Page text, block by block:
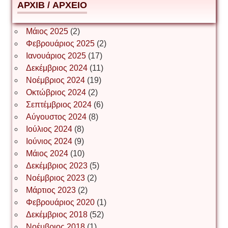
ΕΥΑΓΓΕΛΟΣ ΜΩΚΟΣ
Ιωάννης Σ. Παπαφλωράτος
ΝΙΚΟΣ ΓΑΤΟΣ
Νίκος Λυγερός
Іван Буртик
Іван Наконечний
АРХІВ / ΑΡΧΕΙΟ
Μάιος 2025(2)
Φεβρουάριος 2025(2)
Ιανουάριος 2025(17)
Δεκέμβριος 2024(11)
Νοέμβριος 2024(19)
Οκτώβριος 2024(2)
Σεπτέμβριος 2024(6)
Αύγουστος 2024(8)
Ιούλιος 2024(8)
Ιούνιος 2024(9)
Μάιος 2024(10)
Δεκέμβριος 2023(5)
Νοέμβριος 2023(2)
Μάρτιος 2023(2)
Φεβρουάριος 2020(1)
Δεκέμβριος 2018(52)